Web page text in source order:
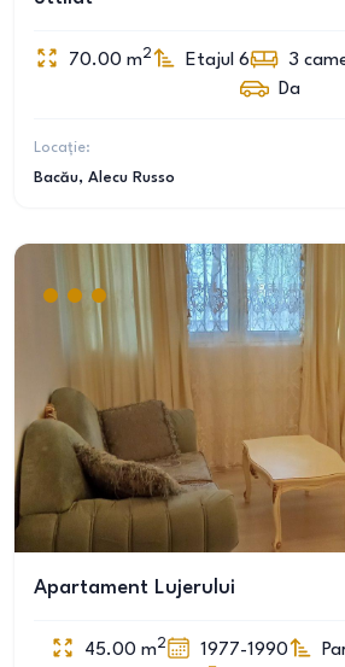
70.00 m2 Etajul 6 3
Da
Locație:
Bacău, Alecu Russo
Apartament Lujerului
45.00 m2 1977-1990